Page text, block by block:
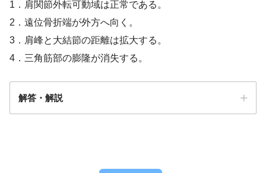
1．肩関節外転可動域は正常である。
2．遠位骨折端が外方へ向く。
3．肩峰と大結節の距離は拡大する。
4．三角筋部の膨隆が消失する。
解答・解説